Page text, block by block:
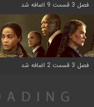
فصل 3 قسمت 9 اضافه شد
فصل 3 قسمت 2 اضافه شد